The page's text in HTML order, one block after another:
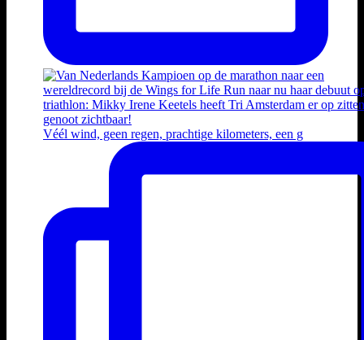
Véél wind, geen regen, prachtige kilometers, een g